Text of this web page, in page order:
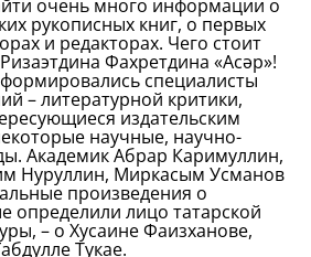
очень много информации о
рукописных книг, о первых
и редакторах. Чего стоит
Фахретдина «Асәр»!
специалисты
– литературной критики,
издательским
научные, научно-
Академик Абрар Каримуллин,
Нуруллин, Миркасым Усманов
произведения о
определили лицо татарской
– о Хусаине Фаизханове,
Тукае.